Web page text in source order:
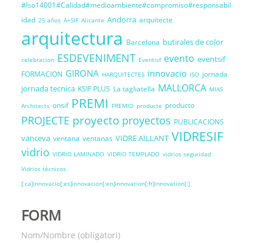
#Iso14001#Calidad#medioambiente#compromiso#responsabil
idad 25 años A+SIF Alicante Andorra arquitecte
arquitectura Barcelona butirales de color
celebracion ESDEVENIMENT Eventisf evento eventsif
FORMACION GIRONA HARQUITECTES innovacio ISO jornada
jornada tecnica KSIF PLUS La tagliatella MALLORCA MIAS
Architects onsif PREMI PREMIO producte producto
PROJECTE proyecto proyectos PUBLICACIONS
vanceva ventana ventanas VIDRE AÏLLANT VIDRESIF
vidrio VIDRIO LAMINADO VIDRIO TEMPLADO vidrios seguridad
Vidrios técnicos
[:ca]innovacio[:es]innovacion[:en]innovation[:fr]innovation[:]
FORM
Nom/Nombre (obligatori)